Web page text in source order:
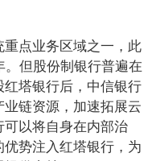
点业务区域之一，此
但股份制银行普遍在
塔银行后，中信银行
链资源，加速拓展云
以将自身在内部治
势注入红塔银行，为